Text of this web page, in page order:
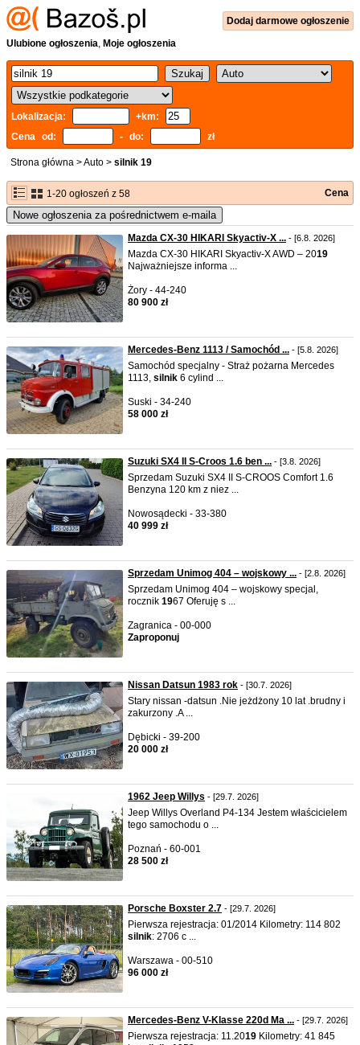
Dodaj darmowe ogłoszenie
Ulubione ogłoszenia, Moje ogłoszenia
Lokalizacja:
+km:
Cena od:
- do: zł
Strona główna >Auto > silnik 19
1-20 ogłoszeń z 58 Cena
Nowe ogłoszenia za pośrednictwem e-maila
Mazda CX-30 HIKARI Skyactiv-X ... - [6.8. 2026]
Mazda CX-30 HIKARI Skyactiv-X AWD – 2019
Najważniejsze informa ...
Żory - 44-240
80 900 zł
Mercedes-Benz 1113 / Samochód ... - [5.8. 2026]
Samochód specjalny - Straż pożarna Mercedes
1113, silnik 6 cylind ...
Suski - 34-240
58 000 zł
Suzuki SX4 II S-Croos 1.6 ben ... - [3.8. 2026]
Sprzedam Suzuki SX4 II S-CROOS Comfort 1.6
Benzyna 120 km z niez ...
Nowosądecki - 33-380
40 999 zł
Sprzedam Unimog 404 – wojskowy ... - [2.8. 2026]
Sprzedam Unimog 404 – wojskowy specjal,
rocznik 1967 Oferuję s ...
Zagranica - 00-000
Zaproponuj
Nissan Datsun 1983 rok - [30.7. 2026]
Stary nissan -datsun .Nie jeżdżony 10 lat .brudny i
zakurzony .A ...
Dębicki - 39-200
20 000 zł
1962 Jeep Willys - [29.7. 2026]
Jeep Willys Overland P4-134 Jestem właścicielem
tego samochodu o ...
Poznań - 60-001
28 500 zł
Porsche Boxster 2.7 - [29.7. 2026]
Pierwsza rejestracja: 01/2014 Kilometry: 114 802
silnik: 2706 c ...
Warszawa - 00-510
96 000 zł
Mercedes-Benz V-Klasse 220d Ma ... - [29.7. 2026]
Pierwsza rejestracja: 11.2019 Kilometry: 41 845